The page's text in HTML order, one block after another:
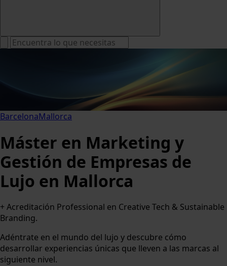
BarcelonaMallorca
Máster en Marketing y
Gestión de Empresas de
Lujo en Mallorca
+ Acreditación Professional en Creative Tech & Sustainable
Branding.
Adéntrate en el mundo del lujo y descubre cómo
desarrollar experiencias únicas que lleven a las marcas al
siguiente nivel.